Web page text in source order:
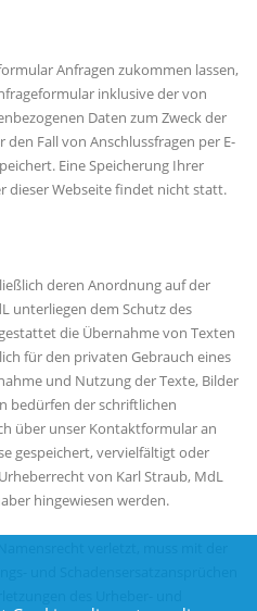
Anfragen zukommen lassen,
inklusive der von
Daten zum Zweck der
Fall von Anschlussfragen per E-
Eine Speicherung Ihrer
dieser Webseite findet nicht statt.
deren Anordnung auf der
unterliegen dem Schutz des
die Übernahme von Texten
für den privaten Gebrauch eines
und Nutzung der Texte, Bilder
bedürfen der schriftlichen
über unser Kontaktformular an
gespeichert, vervielfältigt oder
von Karl Straub, MdL
hingewiesen werden.
und Schadensersatzansprüchen